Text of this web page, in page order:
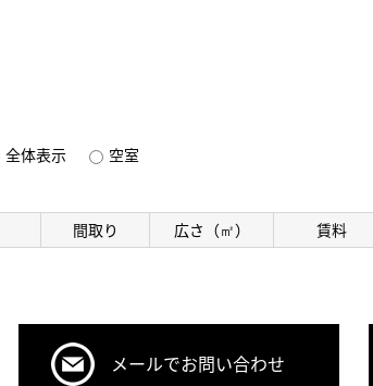
全体表示 空室
間取り 広さ（㎡） 賃料
メールでお問い合わせ